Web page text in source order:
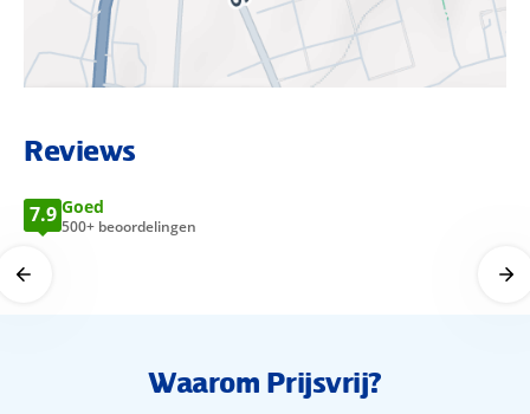
Reviews
7.9 Goed
500+ beoordelingen
Waarom Prijsvrij?